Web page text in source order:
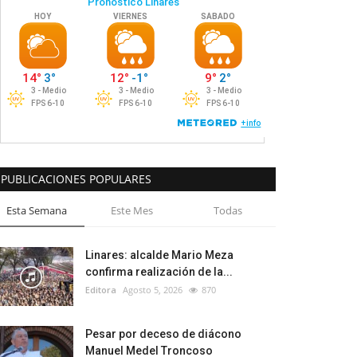
PUBLICACIONES POPULARES
Esta Semana Este Mes Todas
Linares: alcalde Mario Meza
confirma realización de la...
Editora Agosto 5, 2026 870
Pesar por deceso de diácono
Manuel Medel Troncoso